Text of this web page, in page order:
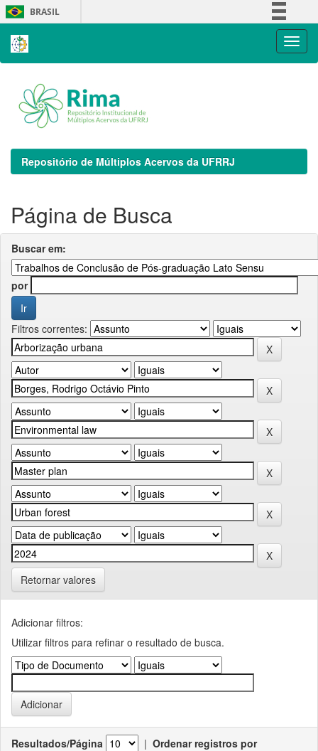
Skip
navigation
BRASIL
Repositório de Múltiplos Acervos da UFRRJ
Página de Busca
Buscar em:
por
Filtros correntes:
Retornar valores
Adicionar filtros:
Utilizar filtros para refinar o resultado de busca.
Resultados/Página | Ordenar registros por